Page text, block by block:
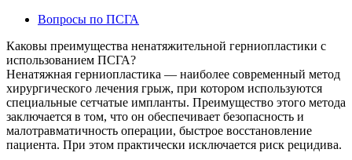
Вопросы по ПСГА
Каковы преимущества ненатяжительной герниопластики с
использованием ПСГА?
Ненатяжная герниопластика — наиболее современный метод
хирургического лечения грыж, при котором используются
специальные сетчатые импланты. Преимущество этого метода
заключается в том, что он обеспечивает безопасность и
малотравматичность операции, быстрое восстановление
пациента. При этом практически исключается риск рецидива.